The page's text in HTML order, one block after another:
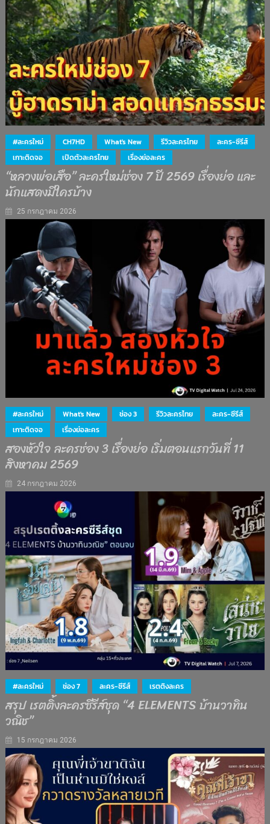
#ละครใหม่ CH7HD What's New รีวิวละครไทย
ละคร-ซีรีส์
เกาะติดจอ
เปิดตัวละครไทย เรื่องย่อละคร
“หลวงพ่อเสือ” ละครใหม่ช่อง 7 ปี 2569 เรื่องย่อ และ
นักแสดงมีใครบ้าง
25 กรกฎาคม 2026
#ละครใหม่ What's New ช่อง 3 รีวิวละครไทย
ละคร-ซีรีส์
เกาะติดจอ
เรื่องย่อละคร
สองหัวใจ ละครช่อง 3 เรื่องย่อ เริ่มตอนแรกวันที่ 11
สิงหาคม 2569
24 กรกฎาคม 2026
#ละครใหม่ ช่อง 7 ละคร-ซีรีส์ เรตติงละคร
สรุป เรตติ้งละครซีรีส์ชุด “4 ELEMENTS บ้านวาทิน
วณิช”
15 กรกฎาคม 2026